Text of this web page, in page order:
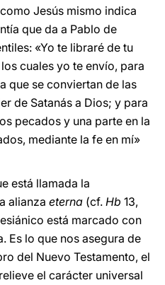
Jesús mismo indica
que da a Pablo de
«Yo te libraré de tu
cuales yo te envío, para
que se conviertan de las
de Satanás a Dios; y para
pecados y una parte en la
mediante la fe en mí»
está llamada la
alianza eterna (cf. Hb 13,
está marcado con
Es lo que nos asegura de
del Nuevo Testamento, el
el carácter universal